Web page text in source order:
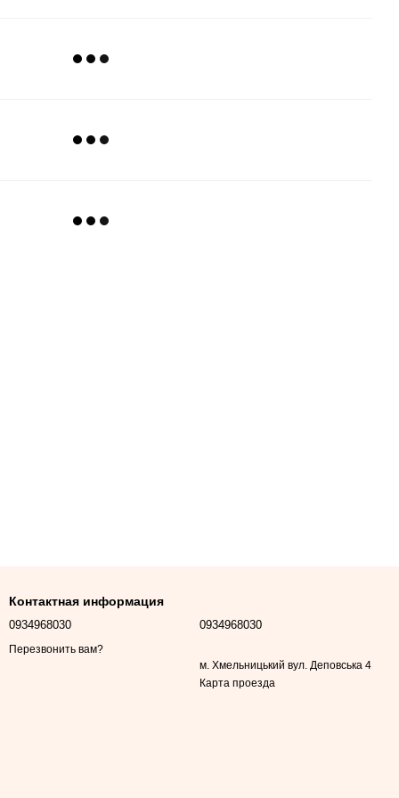
Контактная информация
0934968030
Перезвонить вам?
0934968030
м. Хмельницький вул. Деповська 4
Карта проезда